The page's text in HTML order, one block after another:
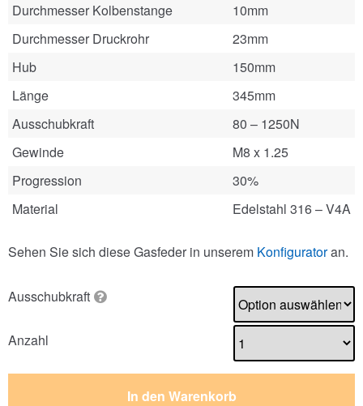
Durchmesser Kolbenstange
10mm
Durchmesser Druckrohr
23mm
Hub
150mm
Länge
345mm
Ausschubkraft
80 – 1250N
Gewinde
M8 x 1.25
Progression
30%
Material
Edelstahl 316 – V4A
Sehen Sie sich diese Gasfeder in unserem Konfiguratoran.
Ausschubkraft
Anzahl
In den Warenkorb